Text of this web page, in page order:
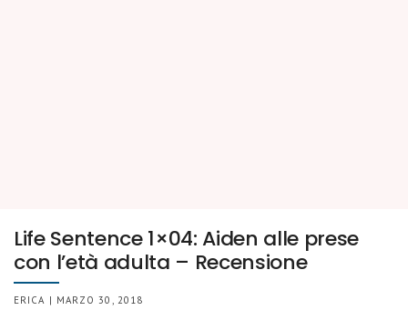
Life Sentence 1×04: Aiden alle prese
con l’età adulta – Recensione
ERICA | MARZO 30, 2018